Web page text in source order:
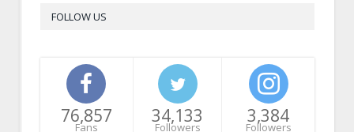
FOLLOW US
76,857
Fans
34,133
Followers
3,384
Followers